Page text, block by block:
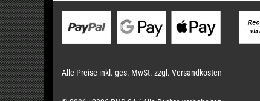
Alle Preise inkl. ges. MwSt. zzgl. Versandkosten